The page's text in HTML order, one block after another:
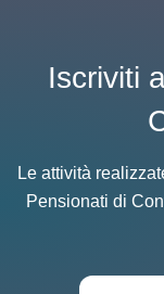
Iscriviti
Le attività
Pensionati di